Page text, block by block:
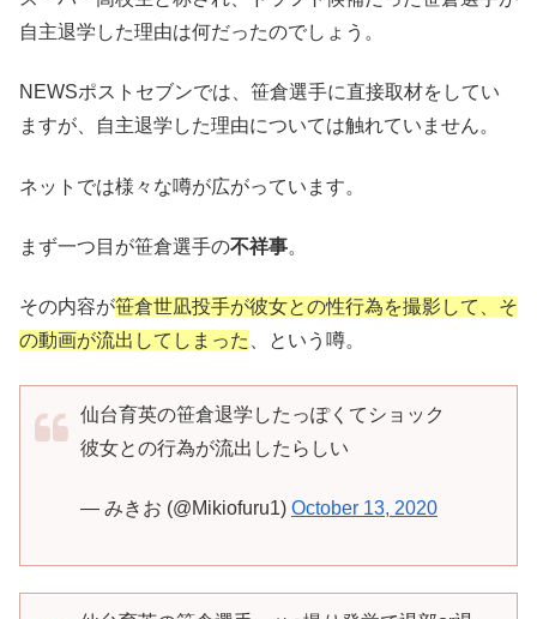
自主退学した理由は何だったのでしょう。
NEWSポストセブンでは、笹倉選手に直接取材をしてい
ますが、自主退学した理由については触れていません。
ネットでは様々な噂が広がっています。
まず一つ目が笹倉選手の不祥事。
その内容が笹倉世凪投手が彼女との性行為を撮影して、そ
の動画が流出してしまった 、という噂。
仙台育英の笹倉退学したっぽくてショック
彼女との行為が流出したらしい
— みきお (@Mikiofuru1) October 13, 2020